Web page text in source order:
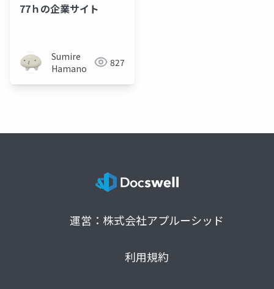
77ｈの企業サイト
Sumire
Hamano
827
運営：株式会社アプルーシッド
利用規約